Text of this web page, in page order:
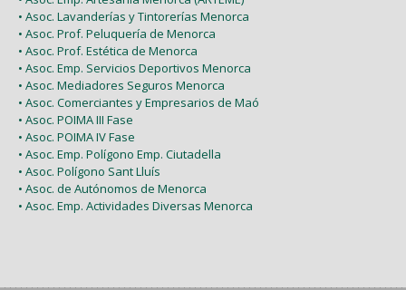
• Asoc. Lavanderías y Tintorerías Menorca
• Asoc. Prof. Peluquería de Menorca
• Asoc. Prof. Estética de Menorca
• Asoc. Emp. Servicios Deportivos Menorca
• Asoc. Mediadores Seguros Menorca
• Asoc. Comerciantes y Empresarios de Maó
• Asoc. POIMA III Fase
• Asoc. POIMA IV Fase
• Asoc. Emp. Polígono Emp. Ciutadella
• Asoc. Polígono Sant Lluís
• Asoc. de Autónomos de Menorca
• Asoc. Emp. Actividades Diversas Menorca